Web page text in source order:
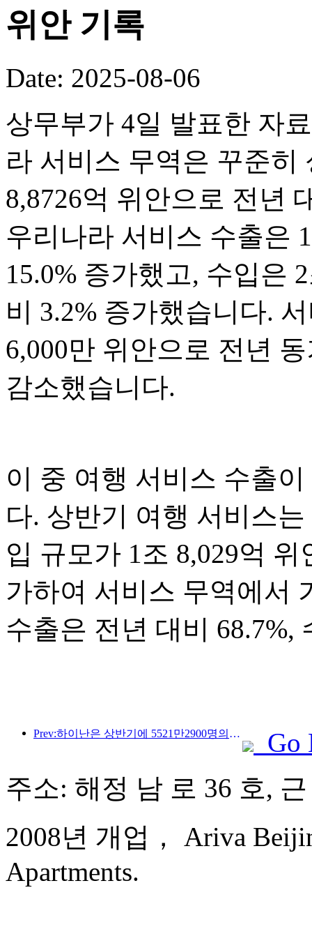
위안 기록
Date: 2025-08-06
상무부가 4일 발표한 자
라 서비스 무역은 꾸준히
8,8726억 위안으로 전년
우리나라 서비스 수출은
15.0% 증가했고, 수입은
비 3.2% 증가했습니다.
6,000만 위안으로 전년
감소했습니다.
이 중 여행 서비스 수출
다. 상반기 여행 서비스
입 규모가 1조 8,029억
가하여 서비스 무역에서
수출은 전년 대비 68.7%,
Prev:하이난은 상반기에 5521만2900명의 관광객을 맞이했습니다.
Go
주소: 해정 남 로 36 호,
2008년 개업， Ariva
Apartments.